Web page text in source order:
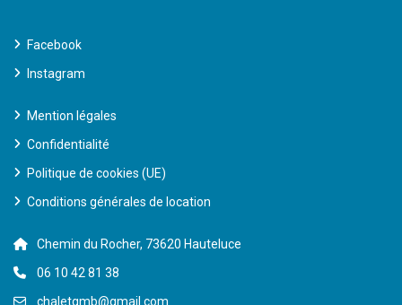
Facebook
Instagram
Mention légales
Confidentialité
Politique de cookies (UE)
Conditions générales de location
Chemin du Rocher, 73620 Hauteluce
06 10 42 81 38
chaletgmb@gmail.com